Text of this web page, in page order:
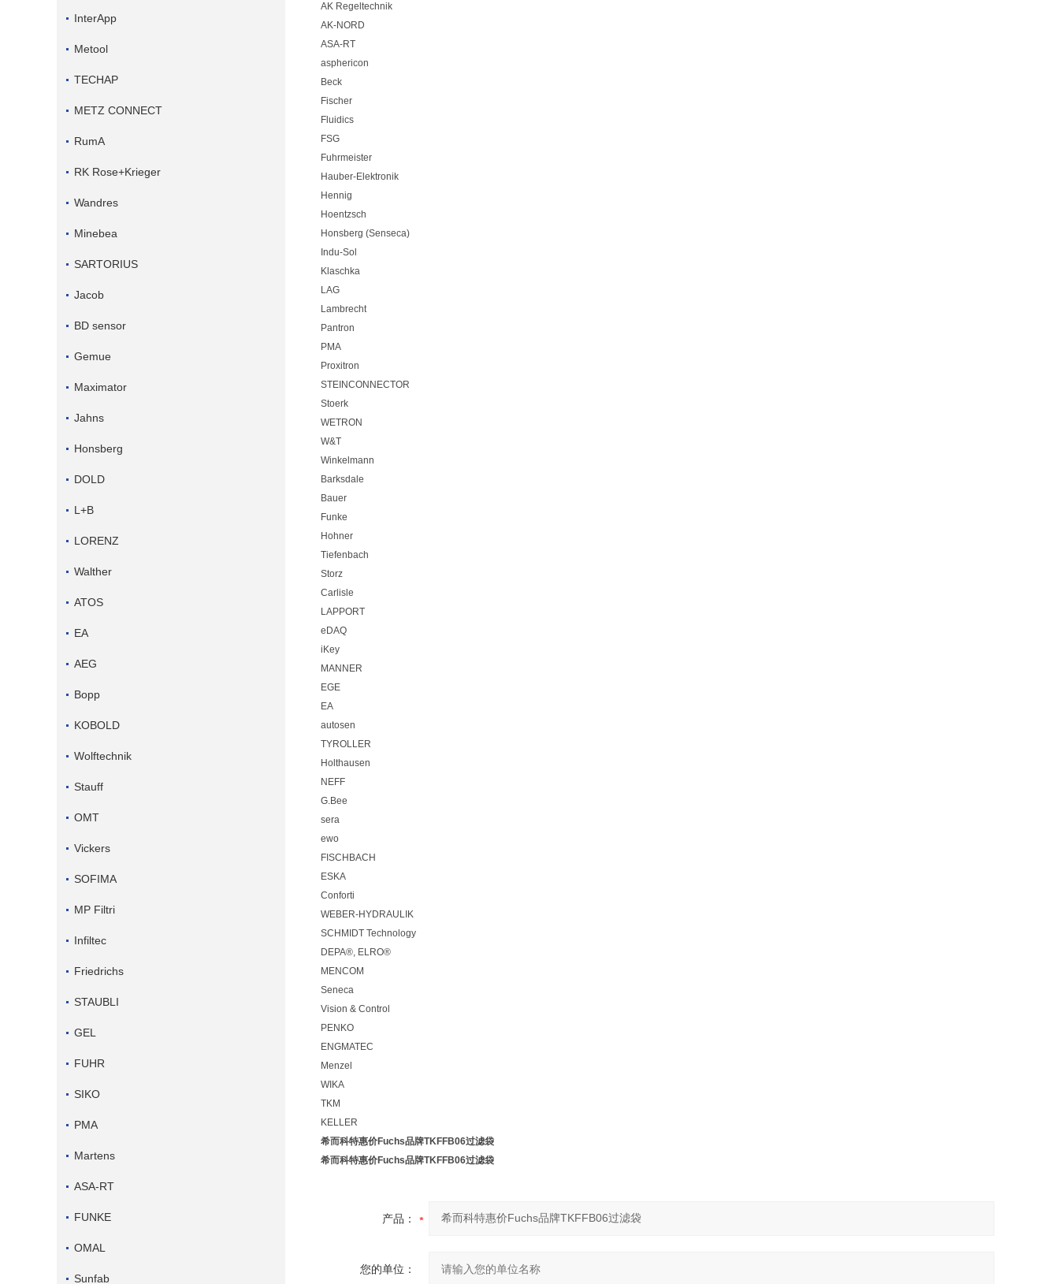
InterApp
Metool
TECHAP
METZ CONNECT
RumA
RK Rose+Krieger
Wandres
Minebea
SARTORIUS
Jacob
BD sensor
Gemue
Maximator
Jahns
Honsberg
DOLD
L+B
LORENZ
Walther
ATOS
EA
AEG
Bopp
KOBOLD
Wolftechnik
Stauff
OMT
Vickers
SOFIMA
MP Filtri
Infiltec
Friedrichs
STAUBLI
GEL
FUHR
SIKO
PMA
Martens
ASA-RT
FUNKE
OMAL
Sunfab
AK Regeltechnik
AK-NORD
ASA-RT
asphericon
Beck
Fischer
Fluidics
FSG
Fuhrmeister
Hauber-Elektronik
Hennig
Hoentzsch
Honsberg (Senseca)
Indu-Sol
Klaschka
LAG
Lambrecht
Pantron
PMA
Proxitron
STEINCONNECTOR
Stoerk
WETRON
W&T
Winkelmann
Barksdale
Bauer
Funke
Hohner
Tiefenbach
Storz
Carlisle
LAPPORT
eDAQ
iKey
MANNER
EGE
EA
autosen
TYROLLER
Holthausen
NEFF
G.Bee
sera
ewo
FISCHBACH
ESKA
Conforti
WEBER-HYDRAULIK
SCHMIDT Technology
DEPA®, ELRO®
MENCOM
Seneca
Vision & Control
PENKO
ENGMATEC
Menzel
WIKA
TKM
KELLER
希而科特惠价Fuchs品牌TKFFB06过滤袋
希而科特惠价Fuchs品牌TKFFB06过滤袋
产品：
您的单位：